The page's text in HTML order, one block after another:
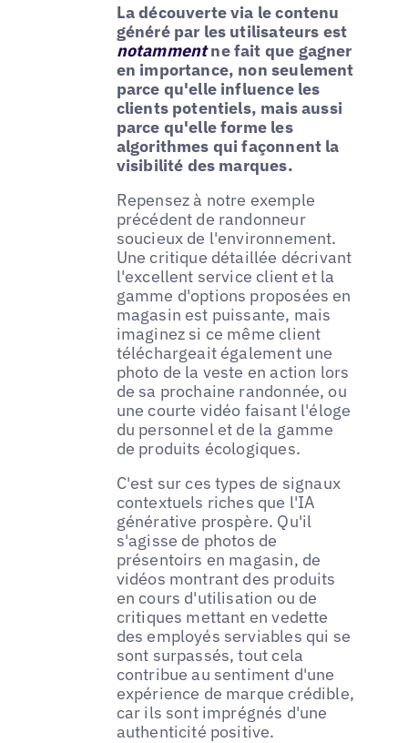
La découverte via le contenu
généré par les utilisateurs est
notammentne fait que gagner
en importance, non seulement
parce qu'elle influence les
clients potentiels, mais aussi
parce qu'elle forme les
algorithmes qui façonnent la
visibilité des marques.
Repensez à notre exemple
précédent de randonneur
soucieux de l'environnement.
Une critique détaillée décrivant
l'excellent service client et la
gamme d'options proposées en
magasin est puissante, mais
imaginez si ce même client
téléchargeait également une
photo de la veste en action lors
de sa prochaine randonnée, ou
une courte vidéo faisant l'éloge
du personnel et de la gamme
de produits écologiques.
C'est sur ces types de signaux
contextuels riches que l'IA
générative prospère. Qu'il
s'agisse de photos de
présentoirs en magasin, de
vidéos montrant des produits
en cours d'utilisation ou de
critiques mettant en vedette
des employés serviables qui se
sont surpassés, tout cela
contribue au sentiment d'une
expérience de marque crédible,
car ils sont imprégnés d'une
authenticité positive.